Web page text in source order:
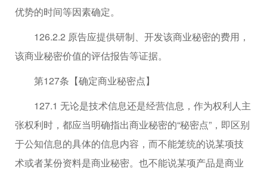
优势的时间等因素确定。
126.2.2 原告应提供研制、开发该商业秘密的费用，
该商业秘密价值的评估报告等证据。
第127条【确定商业秘密点】
127.1 无论是技术信息还是经营信息，作为权利人主
张权利时，都应当明确指出商业秘密的“秘密点”，即区别
于公知信息的具体的信息内容，而不能笼统的说某项技
术或者某份资料是商业秘密。也不能说某项产品是商业